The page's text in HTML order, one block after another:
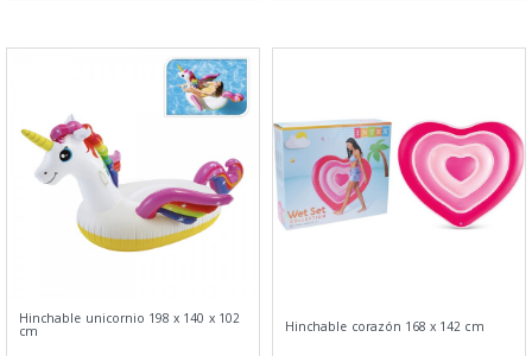
Hinchable unicornio 198 x 140 x 102
cm Hinchable corazón 168 x 142 cm